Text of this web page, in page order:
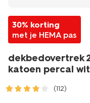
30% korting
met je HEMA pas
dekbedovertrek
katoen percal wit
(112)